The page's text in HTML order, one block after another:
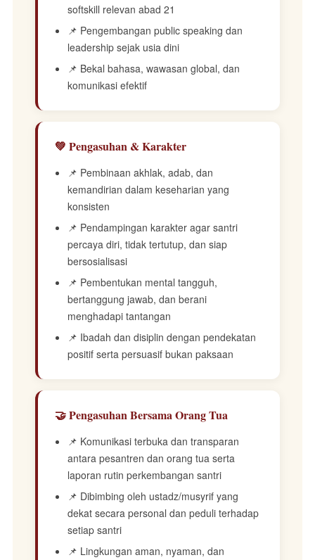
softskill relevan abad 21
📌 Pengembangan public speaking dan
leadership sejak usia dini
📌 Bekal bahasa, wawasan global, dan
komunikasi efektif
💚 Pengasuhan & Karakter
📌 Pembinaan akhlak, adab, dan
kemandirian dalam keseharian yang
konsisten
📌 Pendampingan karakter agar santri
percaya diri, tidak tertutup, dan siap
bersosialisasi
📌 Pembentukan mental tangguh,
bertanggung jawab, dan berani
menghadapi tantangan
📌 Ibadah dan disiplin dengan pendekatan
positif serta persuasif bukan paksaan
🤝 Pengasuhan Bersama Orang Tua
📌 Komunikasi terbuka dan transparan
antara pesantren dan orang tua serta
laporan rutin perkembangan santri
📌 Dibimbing oleh ustadz/musyrif yang
dekat secara personal dan peduli terhadap
setiap santri
📌 Lingkungan aman, nyaman, dan